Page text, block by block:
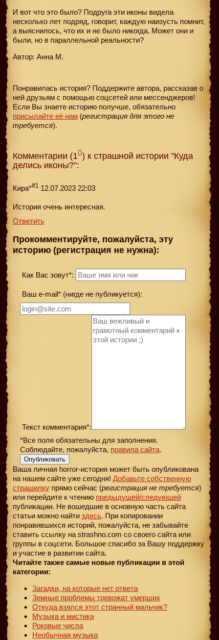
И вот что это было? Подруга эти иконы видела
несколько лет подряд, говорит, каждую наизусть помнит,
а выяснилось, что их и не было никогда. Может они и
были, но в параллельной реальности?
Автор: Анна М.
Понравилась история? Поддержите автора, рассказав о
ней друзьям с помощью соцсетей или мессенджеров!
Если Вы знаете историю получше, обязательно
присылайте её нам (регистрация для этого не
требуется).
Комментарии (1 ) к страшной истории "Куда
делись иконы?":
Кира*#1 12.07.2023 22:03
История очень интересная.
Ответить
Прокомментируйте, пожалуйста, эту
историю (регистрация не нужна):
Как Вас зовут*:
Ваш e-mail* (нигде не публикуется):
Текст комментария*:
*Все поля обязательны для заполнения.
Соблюдайте, пожалуйста, правила сайта.
Опубликовать
Ваша личная horror-история может быть опубликована
на нашем сайте уже сегодня! Добавьте собственную
страшилку прямо сейчас (регистрация не требуется)
или перейдите к чтению предыдущей/следующей
публикации. Не вошедшие в основную часть сайта
статьи можно найти здесь. При копировании
понравившихся историй, пожалуйста, не забывайте
ставить ссылку на strashno.com со своего сайта или
группы в соцсети. Большое спасибо за Вашу поддержку
и участие в развитии сайта.
Читайте также самые новые публикации в этой
категории:
Загадки, на которые нет ответа
Земные проблемы тревожат умерших
Откуда взялся этот странный мальчик?
Музыка и мистика
Роковые числа
Необычная музыка